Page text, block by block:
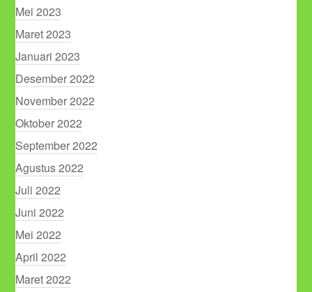
Mei 2023
Maret 2023
Januari 2023
Desember 2022
November 2022
Oktober 2022
September 2022
Agustus 2022
Juli 2022
Juni 2022
Mei 2022
April 2022
Maret 2022